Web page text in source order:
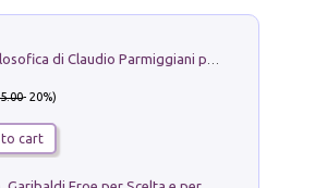
- 20%)
to cart